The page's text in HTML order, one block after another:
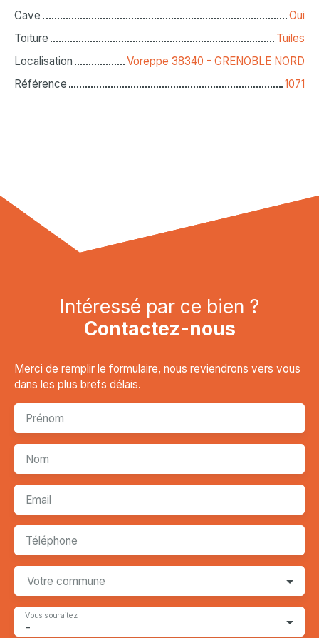
Cave
Oui
Toiture
Tuiles
Localisation
Voreppe 38340 - GRENOBLE NORD
Référence
1071
Intéressé par ce bien ?
Contactez-nous
Merci de remplir le formulaire, nous reviendrons vers vous
dans les plus brefs délais.
Prénom
Nom
Email
Téléphone
Votre commune
-
Vous souhaitez